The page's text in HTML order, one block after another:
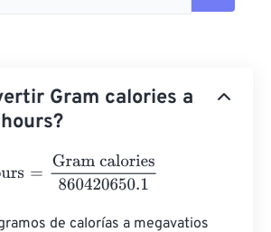
Gram calories a
Gram calories860420650.1
de calorías a megavatios